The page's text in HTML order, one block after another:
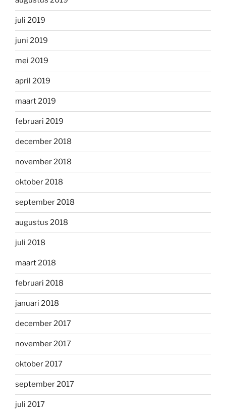
juli 2019
juni 2019
mei 2019
april 2019
maart 2019
februari 2019
december 2018
november 2018
oktober 2018
september 2018
augustus 2018
juli 2018
maart 2018
februari 2018
januari 2018
december 2017
november 2017
oktober 2017
september 2017
juli 2017